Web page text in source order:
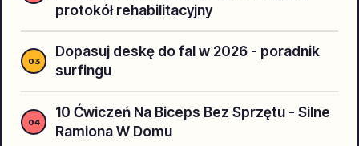
protokół rehabilitacyjny
Dopasuj deskę do fal w 2026 - poradnik
surfingu
10 Ćwiczeń Na Biceps Bez Sprzętu - Silne
Ramiona W Domu